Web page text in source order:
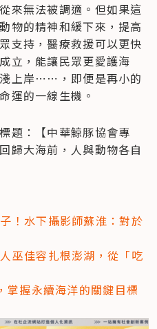
來無法被調適。但如果這
物的精神和緩下來，提高
支持，醫療救援可以更快
立，能讓民眾更愛護海
上岸⋯⋯，即便是再小的
運的一線生機。
題：【中華鯨豚協會專
大海前，人與動物各自
！水下攝影師蘇淮：對於
巫佳容扎根澎湖，從「吃
掌握永續海洋的關鍵目標